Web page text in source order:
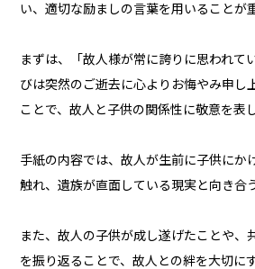
い、適切な励ましの言葉を用いることが
まずは、「故人様が常に誇りに思われて
びは突然のご逝去に心よりお悔やみ申し
ことで、故人と子供の関係性に敬意を表
手紙の内容では、故人が生前に子供にか
触れ、遺族が直面している現実と向き合
また、故人の子供が成し遂げたことや、
を振り返ることで、故人との絆を大切に